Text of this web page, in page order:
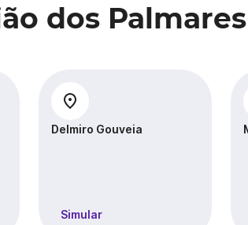
dos
Delmiro Gouveia
Simular